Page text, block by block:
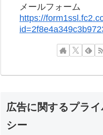
メールフォーム
https://
広告に関するプラ
シー